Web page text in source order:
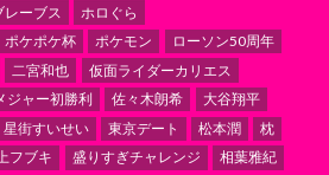
レーブス
ホロぐら
ポケポケ杯 ポケモン
ローソン50周年
二宮和也
仮面ライダーカリエス
ジャー初勝利 佐々木朗希
大谷翔平
星街すいせい 東京デート 松本潤
枕
フブキ 盛りすぎチャレンジ
相葉雅紀